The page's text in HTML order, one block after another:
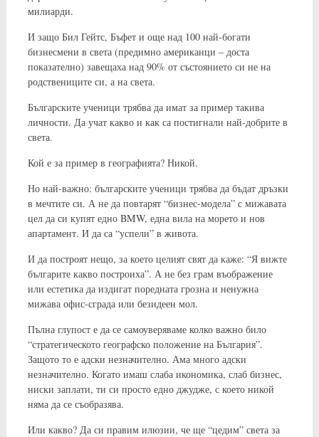
милиарди.
И защо Бил Гейтс, Бъфет и още над 100 най-богати
бизнесмени в света (предимно американци – доста
показателно) завещаха над 90% от състоянието си не на
родствениците си, а на света.
Българските ученици трябва да имат за пример такива
личности. Да учат какво и как са постигнали най-добрите в
света.
Кой е за пример в географията? Никой.
Но най-важно: българските ученици трябва да бъдат дръзки
в мечтите си. А не да повтарят “бизнес-модела” с мижавата
цел да си купят едно BMW, една вила на морето и нов
апартамент. И да са “успели” в живота.
И да построят нещо, за което целият свят да каже: “Я вижте
българите какво построиха”. А не без грам въображение
или естетика да издигат поредната грозна и ненужна
мижава офис-сграда или безидеен мол.
Пълна глупост е да се самоуверяваме колко важно било
“стратегическото географско положение на България”.
Защото то е адски незначително. Ама много адски
незначително. Когато имаш слаба икономика, слаб бизнес,
ниски заплати, ти си просто едно джудже, с което никой
няма да се съобразява.
Или какво? Да си правим илюзии, че ще “цедим” света за